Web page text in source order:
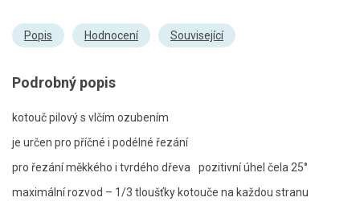
Popis Hodnocení Související
Podrobný popis
kotouč pilový s vlčím ozubením
je určen pro příčné i podélné řezání
pro řezání měkkého i tvrdého dřeva
pozitivní úhel čela 25°
maximální rozvod – 1/3 tloušťky kotouče na každou stranu